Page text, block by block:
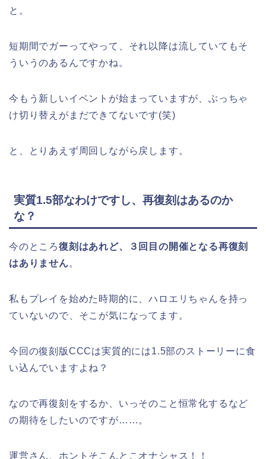
と。
短期間でガーってやって、それ以降は流していてもそ
ういうのあるんですかね。
今もう新しいイベントが始まっていますが、ぶっちゃ
け切り替えがまだできてないです(笑)
と、とりあえず周回しながら戻します。
実質1.5部なわけですし、再復刻はあるのか
な？
今のところ復刻はあれど、３回目の開催となる再復刻
はありません。
私もプレイを始めた時期的に、ハロエリちゃんを持っ
ていないので、そこが気になってます。
今回の復刻版CCCは実質的には1.5部のストーリーに食
い込んでいますよね？
なので再復刻をするか、いっそのこと恒常化するなど
の期待をしたいのですが……。
運営さん、ホントそこんとこオナシャス！！